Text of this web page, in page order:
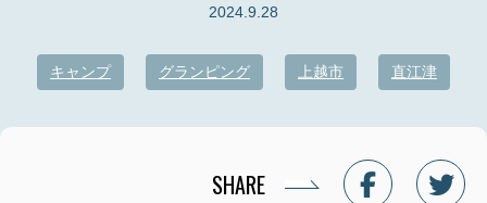
2024.9.28
キャンプ グランピング 上越市 直江津
SHARE